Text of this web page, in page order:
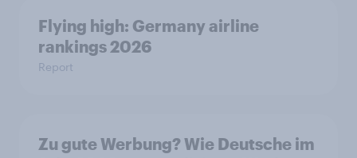
Flying high: Germany airline
rankings 2026
Report
Zu gute Werbung? Wie Deutsche im